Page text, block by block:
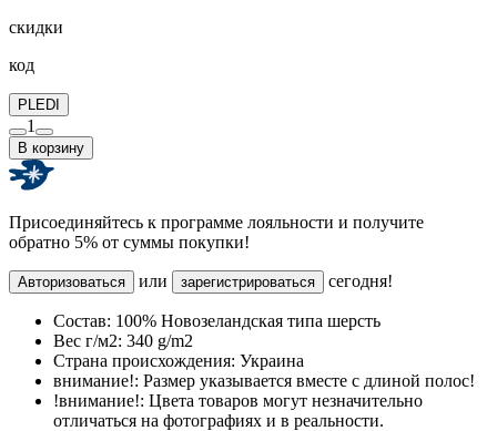
скидки
код
PLEDI
1
В корзину
Присоединяйтесь к программе лояльности и получите
обратно 5% от суммы покупки!
Авторизоваться или зарегистрироваться сегодня!
Состав: 100% Новозеландская типа шерсть
Вес г/м2: 340 g/m2
Страна происхождения: Украина
внимание!: Размер указывается вместе с длиной полос!
!внимание!: Цвета товаров могут незначительно
отличаться на фотографиях и в реальности.